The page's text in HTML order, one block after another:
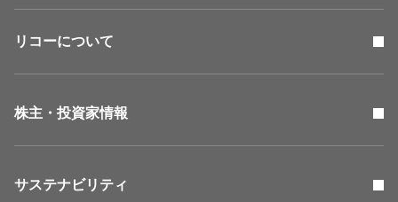
リコーについて
株主・投資家情報
サステナビリティ